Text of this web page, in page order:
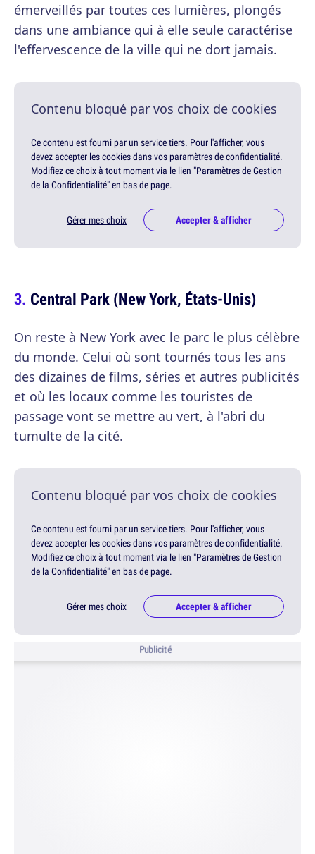
émerveillés par toutes ces lumières, plongés
dans une ambiance qui à elle seule caractérise
l'effervescence de la ville qui ne dort jamais.
Contenu bloqué par vos choix de cookies
Ce contenu est fourni par un service tiers. Pour l'afficher, vous
devez accepter les cookies dans vos paramètres de confidentialité.
Modifiez ce choix à tout moment via le lien "Paramètres de Gestion
de la Confidentialité" en bas de page.
Gérer mes choix Accepter & afficher
Central Park (New York, États-Unis)
On reste à New York avec le parc le plus célèbre
du monde. Celui où sont tournés tous les ans
des dizaines de films, séries et autres publicités
et où les locaux comme les touristes de
passage vont se mettre au vert, à l'abri du
tumulte de la cité.
Contenu bloqué par vos choix de cookies
Ce contenu est fourni par un service tiers. Pour l'afficher, vous
devez accepter les cookies dans vos paramètres de confidentialité.
Modifiez ce choix à tout moment via le lien "Paramètres de Gestion
de la Confidentialité" en bas de page.
Gérer mes choix Accepter & afficher
Publicité